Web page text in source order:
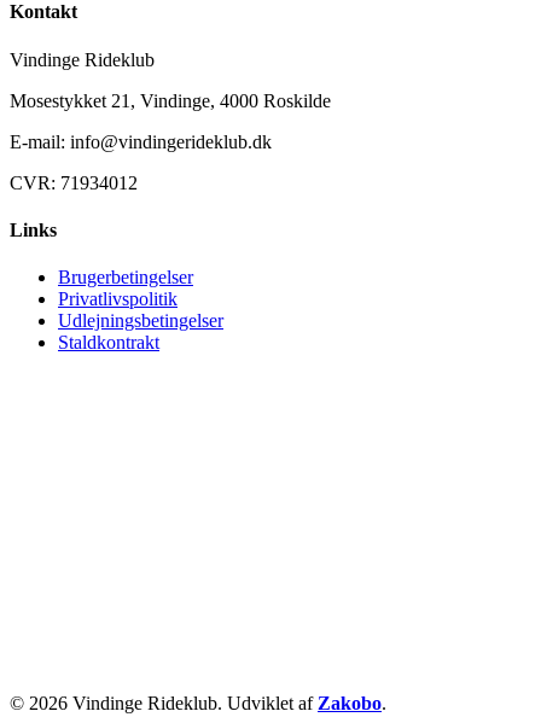
Kontakt
Vindinge Rideklub
Mosestykket 21, Vindinge, 4000 Roskilde
E-mail: info@vindingerideklub.dk
CVR: 71934012
Links
Brugerbetingelser
Privatlivspolitik
Udlejningsbetingelser
Staldkontrakt
© 2026 Vindinge Rideklub. Udviklet af Zakobo.